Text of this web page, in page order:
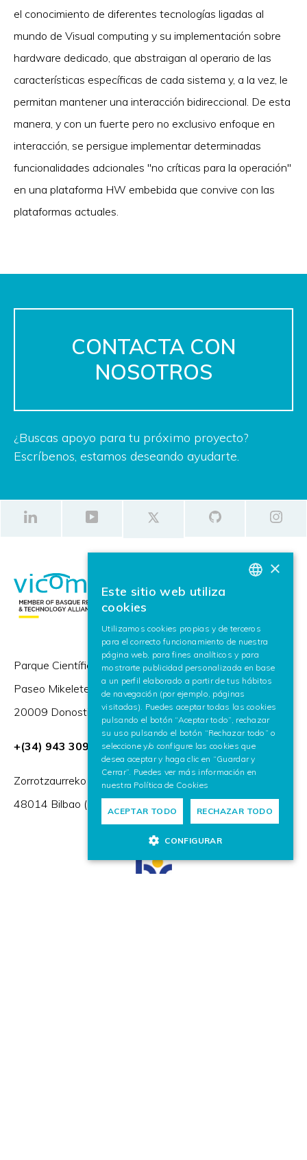
el conocimiento de diferentes tecnologías ligadas al
mundo de Visual computing y su implementación sobre
hardware dedicado, que abstraigan al operario de las
características específicas de cada sistema y, a la vez, le
permitan mantener una interacción bidireccional. De esta
manera, y con un fuerte pero no exclusivo enfoque en
interacción, se persigue implementar determinadas
funcionalidades adcionales "no críticas para la operación"
en una plataforma HW embebida que convive con las
plataformas actuales.
CONTACTA CON
NOSOTROS
¿Buscas apoyo para tu próximo proyecto?
Escríbenos, estamos deseando ayudarte.
Parque Científico y Tecnológico de Gipuzkoa,
Paseo Mikeletegi 57,
20009 Donostia / San Sebastián (España)
+(34) 943 309 230
Zorrotzaurreko Erribera 2, Deusto,
48014 Bilbao (España)
ENGLISH
×
Este sitio web utiliza
cookies
Utilizamos cookies propias y de terceros
para el correcto funcionamiento de nuestra
página web, para fines analíticos y para
mostrarte publicidad personalizada en base
a un perfil elaborado a partir de tus hábitos
de navegación (por ejemplo, páginas
visitadas). Puedes aceptar todas las cookies
pulsando el botón “Aceptar todo”, rechazar
su uso pulsando el botón “Rechazar todo” o
seleccione y/o configure las cookies que
desea aceptar y haga clic en “Guardar y
Cerrar”. Puedes ver más información en
nuestra Política de Cookies
ACEPTAR TODO RECHAZAR TODO
CONFIGURAR